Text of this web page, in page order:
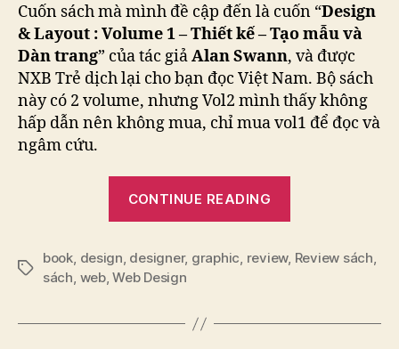
Cuốn sách mà mình đề cập đến là cuốn “Design
& Layout : Volume 1 – Thiết kế – Tạo mẫu và
Dàn trang” của tác giảAlan Swann, và được
NXB Trẻ dịch lại cho bạn đọc Việt Nam. Bộ sách
này có 2 volume, nhưng Vol2 mình thấy không
hấp dẫn nên không mua, chỉ mua vol1 để đọc và
ngâm cứu.
CONTINUE READING
&
Tags
book, design, designer, graphic, review, Review sách,
sách, web,Web Design